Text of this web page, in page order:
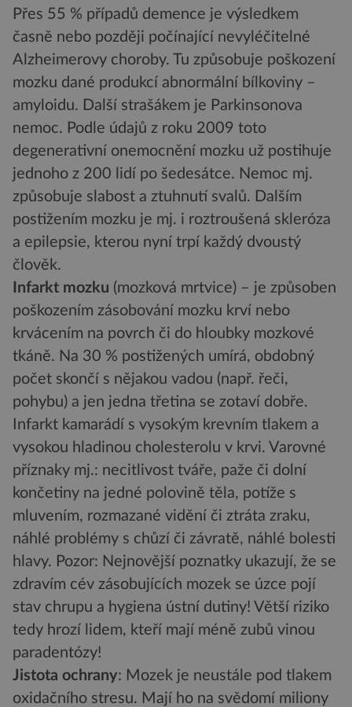
Přes 55 % případů demence je výsledkem
časně nebo později počínající nevyléčitelné
Alzheimerovy choroby. Tu způsobuje poškození
mozku dané produkcí abnormální bílkoviny –
amyloidu. Další strašákem je Parkinsonova
nemoc. Podle údajů z roku 2009 toto
degenerativní onemocnění mozku už postihuje
jednoho z 200 lidí po šedesátce. Nemoc mj.
způsobuje slabost a ztuhnutí svalů. Dalším
postižením mozku je mj. i roztroušená skleróza
a epilepsie, kterou nyní trpí každý dvoustý
člověk.
Infarkt mozku (mozková mrtvice) – je způsoben
poškozením zásobování mozku krví nebo
krvácením na povrch či do hloubky mozkové
tkáně. Na 30 % postižených umírá, obdobný
počet skončí s nějakou vadou (např. řeči,
pohybu) a jen jedna třetina se zotaví dobře.
Infarkt kamarádí s vysokým krevním tlakem a
vysokou hladinou cholesterolu v krvi. Varovné
příznaky mj.: necitlivost tváře, paže či dolní
končetiny na jedné polovině těla, potíže s
mluvením, rozmazané vidění či ztráta zraku,
náhlé problémy s chůzí či závratě, náhlé bolesti
hlavy. Pozor: Nejnovější poznatky ukazují, že se
zdravím cév zásobujících mozek se úzce pojí
stav chrupu a hygiena ústní dutiny! Větší riziko
tedy hrozí lidem, kteří mají méně zubů vinou
paradentózy!
Jistota ochrany: Mozek je neustále pod tlakem
oxidačního stresu. Mají ho na svědomí miliony